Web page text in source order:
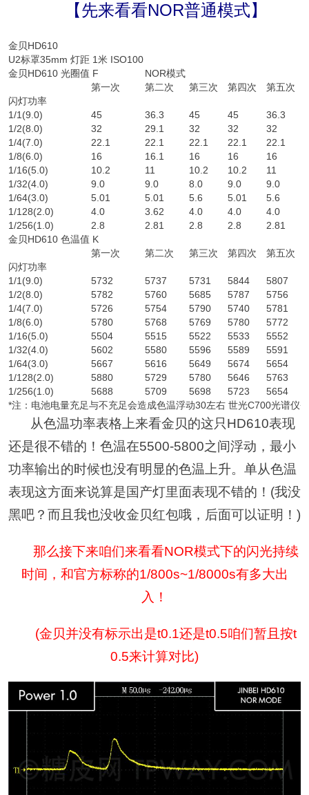
【先来看看NOR普通模式】
金贝HD610
U2标罩35mm 灯距 1米 ISO100
金贝HD610 光圈值 F
NOR模式
第一次
第二次 第三次 第四次 第五次
闪灯功率
1/1(9.0)
45 36.3 45 45 36.3
1/2(8.0)
32 29.1 32 32 32
1/4(7.0)
22.1 22.1 22.1 22.1 22.1
1/8(6.0)
16 16.1 16 16 16
1/16(5.0)
10.2 11 10.2 10.2 11
1/32(4.0)
9.0 9.0 8.0 9.0 9.0
1/64(3.0)
5.01 5.01 5.6 5.01 5.6
1/128(2.0)
4.0 3.62 4.0 4.0 4.0
1/256(1.0)
2.8 2.81 2.8 2.8 2.81
金贝HD610 色温值 K
第一次
第二次 第三次 第四次 第五次
闪灯功率
1/1(9.0)
5732 5737 5731 5844 5807
1/2(8.0)
5782 5760 5685 5787 5756
1/4(7.0)
5726 5754 5790 5740 5781
1/8(6.0)
5780 5768 5769 5780 5772
1/16(5.0)
5504 5515 5522 5533 5552
1/32(4.0)
5602 5580 5596 5589 5591
1/64(3.0)
5667 5616 5649 5674 5654
1/128(2.0)
5880 5729 5780 5646 5763
1/256(1.0)
5688 5709 5698 5723 5654
*注：电池电量充足与不充足会造成色温浮动30左右 世光C700光谱仪
从色温功率表格上来看金贝的这只HD610表现
还是很不错的！色温在5500-5800之间浮动，最小
功率输出的时候也没有明显的色温上升。单从色温
表现这方面来说算是国产灯里面表现不错的！(我没
黑吧？而且我也没收金贝红包哦，后面可以证明！)
那么接下来咱们来看看NOR模式下的闪光持续
时间，和官方标称的1/800s~1/8000s有多大出
入！
(金贝并没有标示出是t0.1还是t0.5咱们暂且按t
0.5来计算对比)